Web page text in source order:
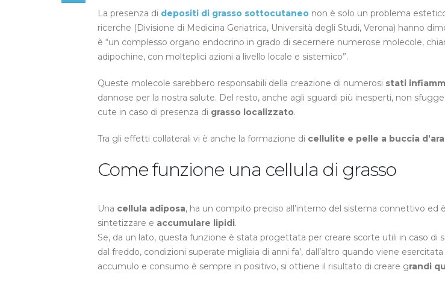
trattare
il
grasso
iniezioni?
La presenza di depositi di grasso sottocutaneo non è solo un problema
ricerche (Divisione di Medicina Geriatrica, Università degli Studi, Verona) hanno
è “un complesso organo endocrino in grado di secernere numerose molecole,
adipochine, con molteplici azioni a livello locale e sistemico”.
Queste molecole sarebbero responsabili della creazione di numerosi stati
dannose per la nostra salute. Del resto, anche agli sguardi più inesperti, non
cute in caso di presenza di grasso localizzato.
Tra gli effetti collaterali vi è anche la formazione di cellulite e pelle a buccia
Come funzione una cellula di grasso
Una cellula adiposa, ha un compito preciso all’interno del sistema connettivo ed
sintetizzare e accumulare lipidi.
Se, da un lato, questa funzione è stata progettata per creare scorte utili in caso di
dal freddo, condizioni superate migliaia di anni fa’, dall’altro quando viene
accumulo e consumo è sempre in positivo, si ottiene il risultato di creare grandi